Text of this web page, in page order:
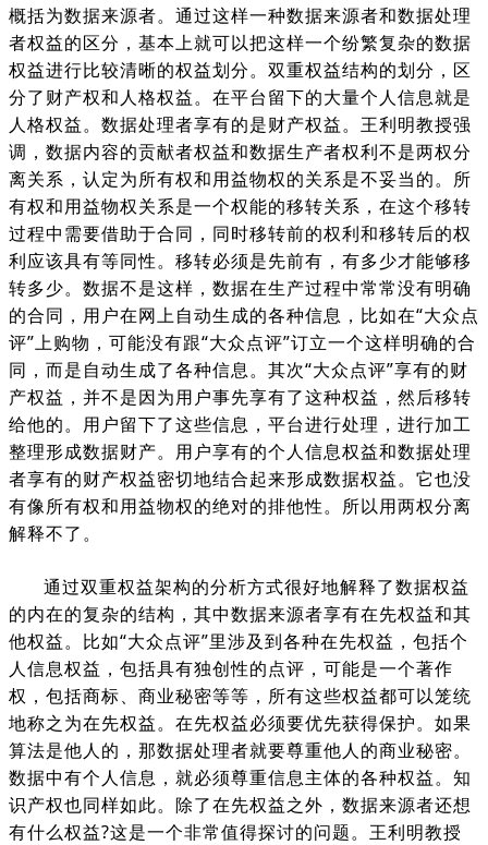
概括为数据来源者。通过这样一种数据来源者和数据处理
者权益的区分，基本上就可以把这样一个纷繁复杂的数据
权益进行比较清晰的权益划分。双重权益结构的划分，区
分了财产权和人格权益。在平台留下的大量个人信息就是
人格权益。数据处理者享有的是财产权益。王利明教授强
调，数据内容的贡献者权益和数据生产者权利不是两权分
离关系，认定为所有权和用益物权的关系是不妥当的。所
有权和用益物权关系是一个权能的移转关系，在这个移转
过程中需要借助于合同，同时移转前的权利和移转后的权
利应该具有等同性。移转必须是先前有，有多少才能够移
转多少。数据不是这样，数据在生产过程中常常没有明确
的合同，用户在网上自动生成的各种信息，比如在“大众点
评”上购物，可能没有跟“大众点评”订立一个这样明确的合
同，而是自动生成了各种信息。其次“大众点评”享有的财
产权益，并不是因为用户事先享有了这种权益，然后移转
给他的。用户留下了这些信息，平台进行处理，进行加工
整理形成数据财产。用户享有的个人信息权益和数据处理
者享有的财产权益密切地结合起来形成数据权益。它也没
有像所有权和用益物权的绝对的排他性。所以用两权分离
解释不了。
通过双重权益架构的分析方式很好地解释了数据权益
的内在的复杂的结构，其中数据来源者享有在先权益和其
他权益。比如“大众点评”里涉及到各种在先权益，包括个
人信息权益，包括具有独创性的点评，可能是一个著作
权，包括商标、商业秘密等等，所有这些权益都可以笼统
地称之为在先权益。在先权益必须要优先获得保护。如果
算法是他人的，那数据处理者就要尊重他人的商业秘密。
数据中有个人信息，就必须尊重信息主体的各种权益。知
识产权也同样如此。除了在先权益之外，数据来源者还想
有什么权益?这是一个非常值得探讨的问题。王利明教授